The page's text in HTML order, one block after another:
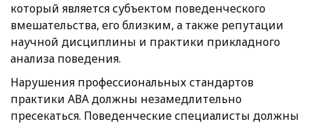
который является субъектом поведенческого
вмешательства, его близким, а также репутации
научной дисциплины и практики прикладного
анализа поведения.
Нарушения профессиональных стандартов
практики АВА должны незамедлительно
пресекаться. Поведенческие специалисты должны